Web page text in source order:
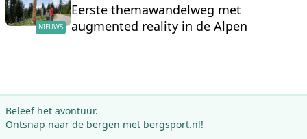
NIEUWS
Eerste themawandelweg met
augmented reality in de Alpen
Beleef het avontuur.
Ontsnap naar de bergen met bergsport.nl!